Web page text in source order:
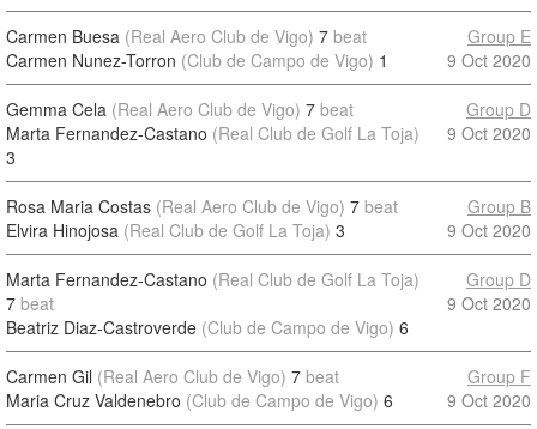
Carmen Buesa (Real Aero Club de Vigo) 7 beat
Carmen Nunez-Torron (Club de Campo de Vigo) 1
Group E
9 Oct 2020
Gemma Cela (Real Aero Club de Vigo) 7 beat
Marta Fernandez-Castano (Real Club de Golf La Toja)
3
Group D
9 Oct 2020
Rosa Maria Costas (Real Aero Club de Vigo) 7 beat
Elvira Hinojosa (Real Club de Golf La Toja) 3
Group B
9 Oct 2020
Marta Fernandez-Castano (Real Club de Golf La Toja)
7 beat
Beatriz Diaz-Castroverde (Club de Campo de Vigo) 6
Group D
9 Oct 2020
Carmen Gil (Real Aero Club de Vigo) 7 beat
Maria Cruz Valdenebro (Club de Campo de Vigo) 6
Group F
9 Oct 2020